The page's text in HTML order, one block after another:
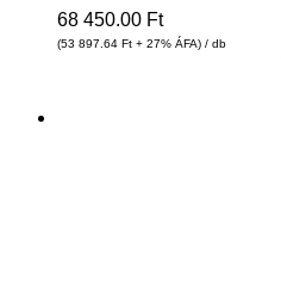
68 450.00 Ft
(53 897.64 Ft + 27% ÁFA) / db